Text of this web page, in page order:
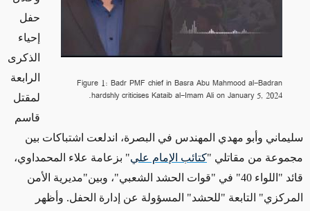
Figure 1: Badr PMF chief in Basra Abu Mahmood al-Badran
hardshly criticises Kataib al-Imam Ali on January 5, 2024.
حفل
إحياء
الذكرى
الرابعة
لمقتل
قاسم
سليماني وأبو مهدي المهندس في البصرة، اندلعت اشتباكات بين
مجموعة من مقاتلي "كتائب الإمام علي" بزعامة علاء المحمداوي،
قائد "اللواء 40" في "قوات الحشد الشعبي"، وبين"مديرية الأمن
المركزي" التابعة "للحشد" المسؤولة عن إدارة الحفل. وأظهر